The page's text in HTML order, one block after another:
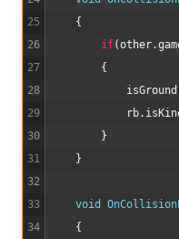
25
26
27
28
29
30
31
32
33
34
{
if(other.
{
isGround
rb.
}
}
void
{